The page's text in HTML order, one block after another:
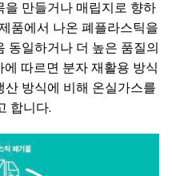
을 만들거나 매립지로 향하
품에서 나온 폐플라스틱을
동일하거나 더 높은 품질의
따르면 분자 재활용 방식
산 방식에 비해 온실가스를
합니다.